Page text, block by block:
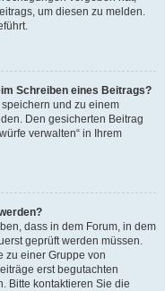
um diesen zu melden.
Schreiben eines Beitrags?
und zu einem
Den gesicherten Beitrag
verwalten“ in Ihrem
dass in dem Forum, in dem
geprüft werden müssen.
zu einer Gruppe von
erst begutachten
Bitte kontaktieren Sie die